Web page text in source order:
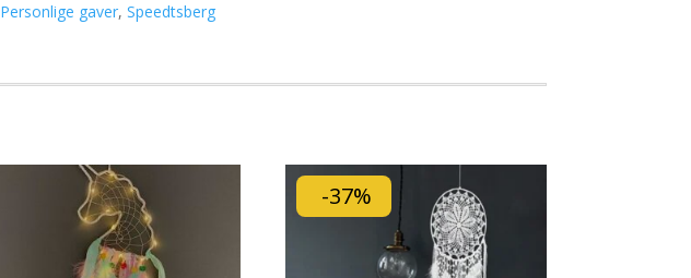
Personlige gaver, Speedtsberg
-37%